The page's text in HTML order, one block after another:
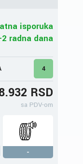
isporuka
radna dana
4
RSD
sa PDV-om
-